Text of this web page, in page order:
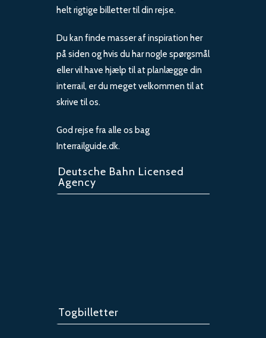
helt rigtige billetter til din rejse.
Du kan finde masser af inspiration her
på siden og hvis du har nogle spørgsmål
eller vil have hjælp til at planlægge din
interrail, er du meget velkommen til at
skrive til os.
God rejse fra alle os bag
Interrailguide.dk.
Deutsche Bahn Licensed
Agency
Togbilletter